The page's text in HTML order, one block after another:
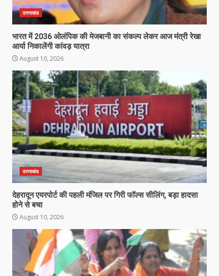
उत्तराखंड
भारत में 2036 ओलंपिक की मेजबानी का संकल्प लेकर आज मंत्री रेखा
आर्या निकालेंगी कांवड़ यात्रा
August 10, 2026
उत्तराखंड
देहरादून एयरपोर्ट की पहली मंजिल पर गिरी फॉल्स सीलिंग, बड़ा हादसा
होने से बचा
August 10, 2026